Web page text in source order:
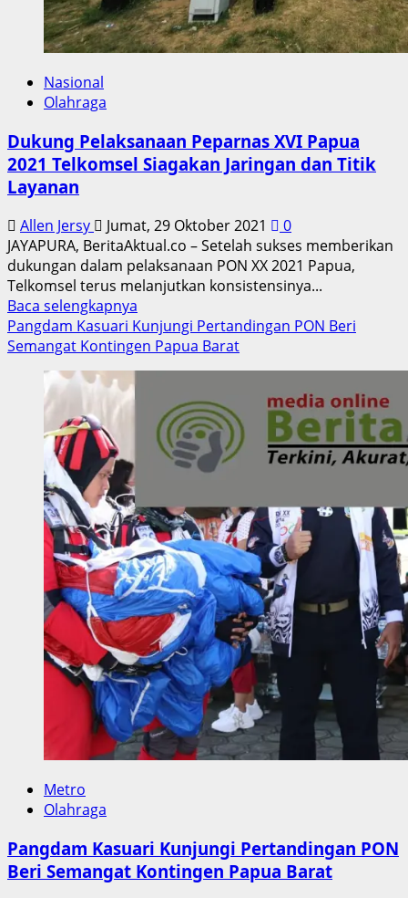
Nasional
Olahraga
Dukung Pelaksanaan Peparnas XVI Papua
2021 Telkomsel Siagakan Jaringan dan Titik
Layanan
Allen Jersy Jumat, 29 Oktober 2021
0
JAYAPURA, BeritaAktual.co – Setelah sukses memberikan
dukungan dalam pelaksanaan PON XX 2021 Papua,
Telkomsel terus melanjutkan konsistensinya...
Baca selengkapnya
more
about
Peparnas
XVI
Papua
Siagakan
Jaringan
dan
Titik
Layanan
Pangdam Kasuari Kunjungi Pertandingan PON Beri
Semangat Kontingen Papua Barat
Metro
Olahraga
Pangdam Kasuari Kunjungi Pertandingan PON
Beri Semangat Kontingen Papua Barat